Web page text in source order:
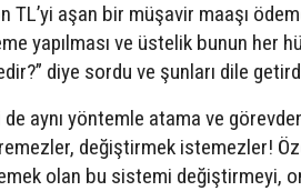
TL’yi aşan bir müşavir maaşı
yapılması ve üstelik bunun her
diye sordu ve şunları dile
aynı yöntemle atama ve
değiştirmek istemezler!
olan bu sistemi değiştirmeyi,